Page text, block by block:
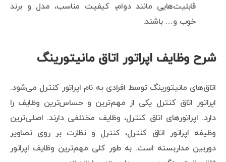
قابلیت‌هایی مانند دوام، کیفیت مناسب، مدل و برند
خوب و… باشند.
شرح وظایف اپراتور اتاق مانیتورینگ
اتاق‌های مانیتورینگ توسط افرادی به نام اپراتور کنترل می‌شود.
اپراتور اتاق کنترل یکی از مهم‌ترین و حساس‌ترین وظایف را
دارد. اپراتورهای اتاق کنترل، وظایف مختلفی دارند. اصلی‌ترین
وظیفه اپراتور اتاق کنترل، کنترل و نظارت بر روی تصاویر
دوربین مداربسته است. به طور کلی مهم‌ترین وظایف اپراتور